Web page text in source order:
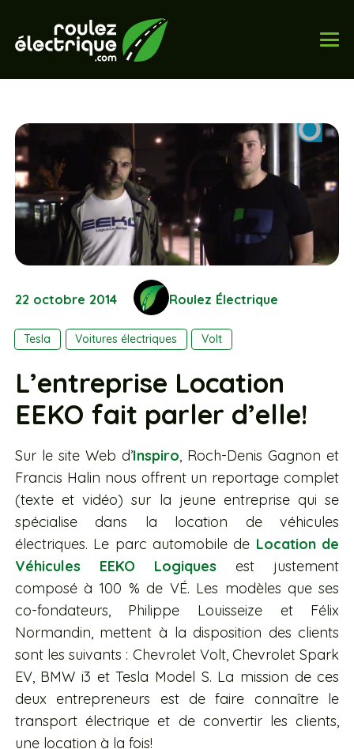
22 octobre 2014 Roulez Électrique
Tesla Voitures électriques Volt
L’entreprise Location
EEKO fait parler d’elle!
Sur le site Web d’Inspiro, Roch-Denis Gagnon et
Francis Halin nous offrent un reportage complet
(texte et vidéo) sur la jeune entreprise qui se
spécialise dans la location de véhicules
électriques. Le parc automobile de Location de
Véhicules EEKO Logiques est justement
composé à 100 % de VÉ. Les modèles que ses
co-fondateurs, Philippe Louisseize et Félix
Normandin, mettent à la disposition des clients
sont les suivants : Chevrolet Volt, Chevrolet Spark
EV, BMW i3 et Tesla Model S. La mission de ces
deux entrepreneurs est de faire connaître le
transport électrique et de convertir les clients,
une location à la fois!